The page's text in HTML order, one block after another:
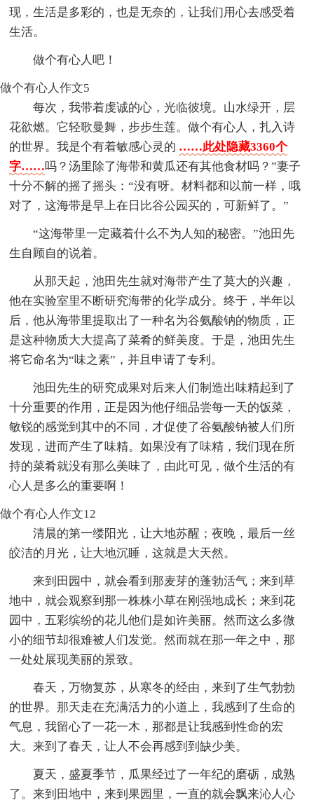
现，生活是多彩的，也是无奈的，让我们用心去感受着
生活。
做个有心人吧！
做个有心人作文5
每次，我带着虔诚的心，光临彼境。山水绿开，层
花欲燃。它轻歌曼舞，步步生莲。做个有心人，扎入诗
的世界。我是个有着敏感心灵的 ……此处隐藏3360个
字……吗？汤里除了海带和黄瓜还有其他食材吗？”妻子
十分不解的摇了摇头：“没有呀。材料都和以前一样，哦
对了，这海带是早上在日比谷公园买的，可新鲜了。”
“这海带里一定藏着什么不为人知的秘密。”池田先
生自顾自的说着。
从那天起，池田先生就对海带产生了莫大的兴趣，
他在实验室里不断研究海带的化学成分。终于，半年以
后，他从海带里提取出了一种名为谷氨酸钠的物质，正
是这种物质大大提高了菜肴的鲜美度。于是，池田先生
将它命名为“味之素”，并且申请了专利。
池田先生的研究成果对后来人们制造出味精起到了
十分重要的作用，正是因为他仔细品尝每一天的饭菜，
敏锐的感觉到其中的不同，才促使了谷氨酸钠被人们所
发现，进而产生了味精。如果没有了味精，我们现在所
持的菜肴就没有那么美味了，由此可见，做个生活的有
心人是多么的重要啊！
做个有心人作文12
清晨的第一缕阳光，让大地苏醒；夜晚，最后一丝
皎洁的月光，让大地沉睡，这就是大天然。
来到田园中，就会看到那麦芽的蓬勃活气；来到草
地中，就会观察到那一株株小草在刚强地成长；来到花
园中，五彩缤纷的花儿他们是如许美丽。然而这么多微
小的细节却很难被人们发觉。然而就在那一年之中，那
一处处展现美丽的景致。
春天，万物复苏，从寒冬的经由，来到了生气勃勃
的世界。那天走在充满活力的小道上，我感到了生命的
气息，我留心了一花一木，那都是让我感到性命的宏
大。来到了春天，让人不会再感到到缺少美。
夏天，盛夏季节，瓜果经过了一年纪的磨砺，成熟
了。来到田地中，来到果园里，一直的就会飘来沁人心